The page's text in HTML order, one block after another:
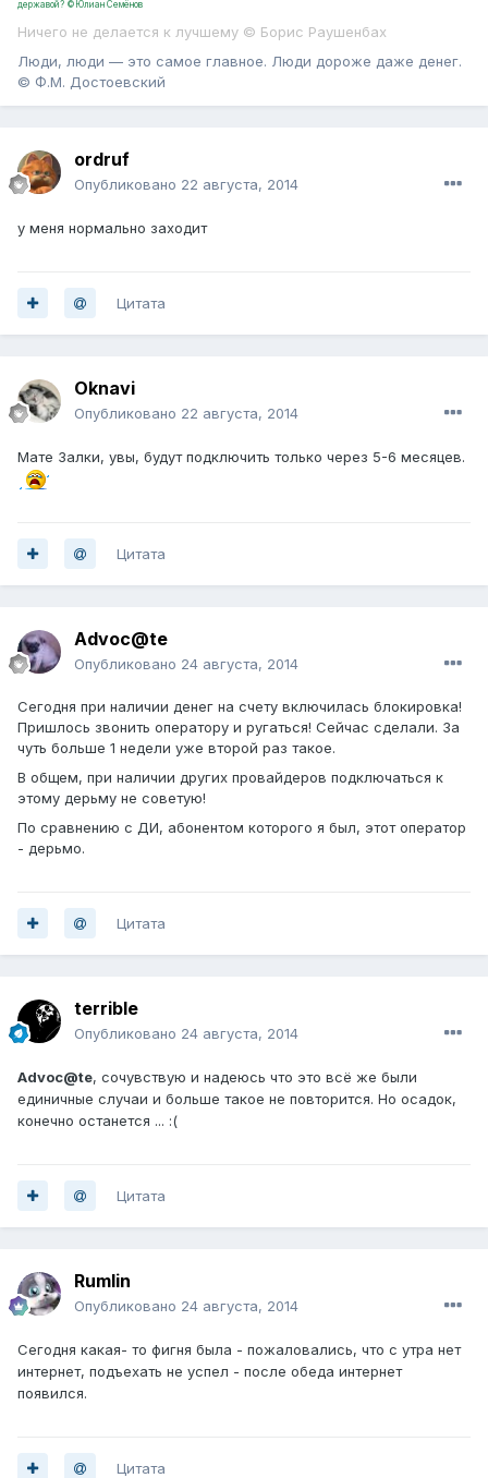
державой? ©Юлиан Семёнов
Ничего не делается к лучшему © Борис Раушенбах
Люди, люди — это самое главное. Люди дороже даже денег.
© Ф.М. Достоевский
ordruf
Опубликовано 22 августа, 2014
у меня нормально заходит
Цитата
Oknavi
Опубликовано 22 августа, 2014
Мате Залки, увы, будут подключить только через 5-6 месяцев.
Цитата
Advoc@te
Опубликовано 24 августа, 2014
Сегодня при наличии денег на счету включилась блокировка!
Пришлось звонить оператору и ругаться! Сейчас сделали. За
чуть больше 1 недели уже второй раз такое.
В общем, при наличии других провайдеров подключаться к
этому дерьму не советую!
По сравнению с ДИ, абонентом которого я был, этот оператор
- дерьмо.
Цитата
terrible
Опубликовано 24 августа, 2014
Advoc@te, сочувствую и надеюсь что это всё же были
единичные случаи и больше такое не повторится. Но осадок,
конечно останется ... :(
Цитата
Rumlin
Опубликовано 24 августа, 2014
Сегодня какая- то фигня была - пожаловались, что с утра нет
интернет, подъехать не успел - после обеда интернет
появился.
Цитата